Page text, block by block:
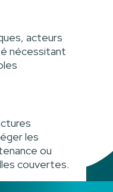
acteurs
nécessitant
les
ou
couvertes.